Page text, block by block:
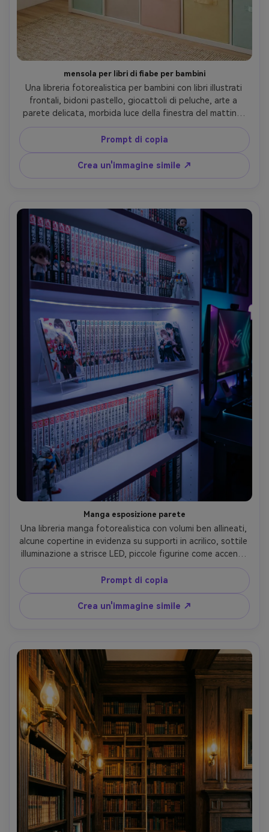
mensola per libri di fiabe per bambini
Una libreria fotorealistica per bambini con libri illustrati
frontali, bidoni pastello, giocattoli di peluche, arte a
parete delicata, morbida luce della finestra del mattino,
organizzazione ordinata e giocosa, scattata su Canon
EOS R6 35mm f/2.0, cornice a livello degli occhi, allegra
tavolozza di colori, trame realistiche, fotografia pulita di
stile di vita di famiglia- -ar 4:5
Prompt di copia
Crea un'immagine simile ↗
Manga esposizione parete
Una libreria manga fotorealistica con volumi ben allineati,
alcune copertine in evidenza su supporti in acrilico, sottile
illuminazione a strisce LED, piccole figurine come accenti,
atmosfera moderna della sala da gioco, scattata su Sony
A7S III 50mm f/1.8, messa a fuoco nitida sulle spine,
ambiente colorato al neon, alto contrasto, composizione
pulita-AR 4:5
Prompt di copia
Crea un'immagine simile ↗